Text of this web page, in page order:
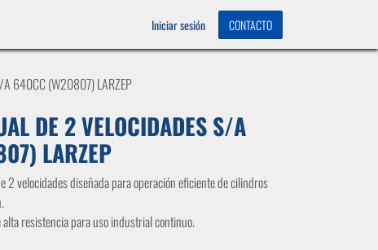
Iniciar sesión CONTACTO
A 640CC (W20807) LARZEP
DE 2 VELOCIDADES S/A
LARZEP
2 velocidades diseñada para operación eficiente de cilindros
resistencia para uso industrial continuo.